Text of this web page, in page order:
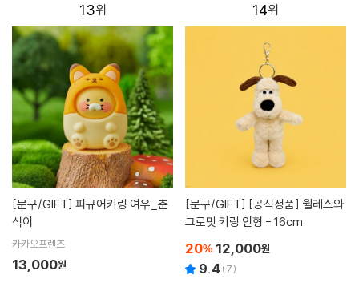
13
[문구/GIFT]
식이
카카오프렌즈
13,000원
14
[문구/GIFT]
그로밋 키링 인형 - 16cm
20% 12,000원
9.4 (7)